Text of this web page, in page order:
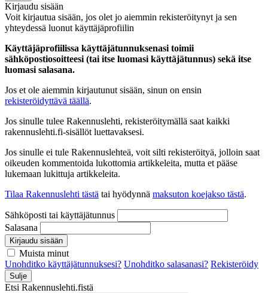
Kirjaudu sisään
Voit kirjautua sisään, jos olet jo aiemmin rekisteröitynyt ja sen
yhteydessä luonut käyttäjäprofiilin
Käyttäjäprofiilissa käyttäjätunnuksenasi toimii
sähköpostiosoitteesi (tai itse luomasi käyttäjätunnus) sekä itse
luomasi salasana.
Jos et ole aiemmin kirjautunut sisään, sinun on ensin
rekisteröidyttävä täällä.
Jos sinulle tulee Rakennuslehti, rekisteröitymällä saat kaikki
rakennuslehti.fi-sisällöt luettavaksesi.
Jos sinulle ei tule Rakennuslehteä, voit silti rekisteröityä, jolloin saat
oikeuden kommentoida lukottomia artikkeleita, mutta et pääse
lukemaan lukittuja artikkeleita.
Tilaa Rakennuslehti tästä tai hyödynnä maksuton koejakso tästä.
Sähköposti tai käyttäjätunnus
Salasana
Kirjaudu sisään
Muista minut
Unohditko käyttäjätunnuksesi? Unohditko salasanasi? Rekisteröidy
Sulje
Etsi Rakennuslehti.fistä